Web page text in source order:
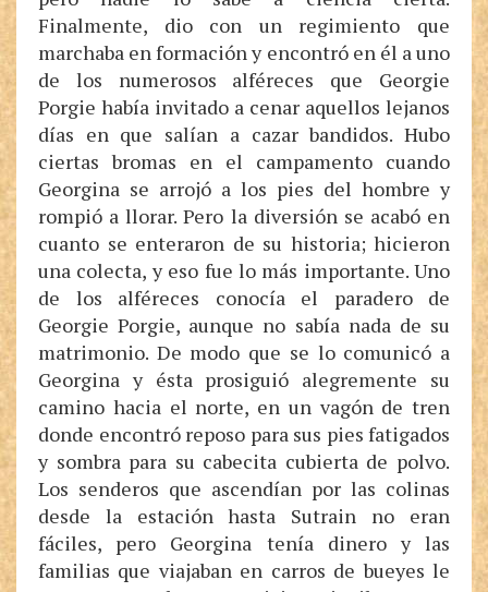
Finalmente, dio con un regimiento que
marchaba en formación y encontró en él a uno
de los numerosos alféreces que Georgie
Porgie había invitado a cenar aquellos lejanos
días en que salían a cazar bandidos. Hubo
ciertas bromas en el campamento cuando
Georgina se arrojó a los pies del hombre y
rompió a llorar. Pero la diversión se acabó en
cuanto se enteraron de su historia; hicieron
una colecta, y eso fue lo más importante. Uno
de los alféreces conocía el paradero de
Georgie Porgie, aunque no sabía nada de su
matrimonio. De modo que se lo comunicó a
Georgina y ésta prosiguió alegremente su
camino hacia el norte, en un vagón de tren
donde encontró reposo para sus pies fatigados
y sombra para su cabecita cubierta de polvo.
Los senderos que ascendían por las colinas
desde la estación hasta Sutrain no eran
fáciles, pero Georgina tenía dinero y las
familias que viajaban en carros de bueyes le